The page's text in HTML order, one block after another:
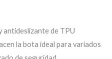
antideslizante de TPU
la bota ideal para variados